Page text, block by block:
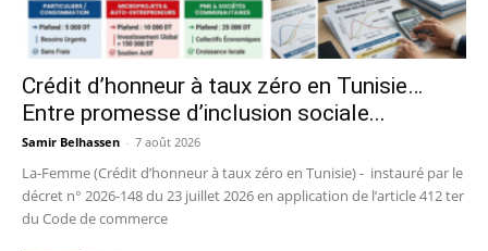
Crédit d’honneur à taux zéro en Tunisie…
Entre promesse d’inclusion sociale...
Samir Belhassen - 7 août 2026
La-Femme (Crédit d’honneur à taux zéro en Tunisie) - instauré par le
décret n° 2026-148 du 23 juillet 2026 en application de l’article 412 ter
du Code de commerce